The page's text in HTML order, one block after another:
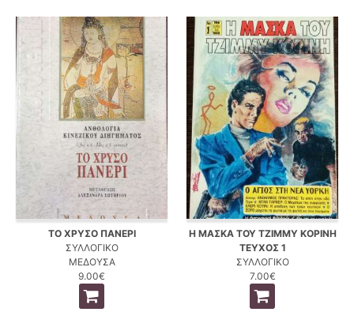
ΤΟ ΧΡΥΣΟ ΠΑΝΕΡΙ
ΣΥΛΛΟΓΙΚΟ
ΜΕΔΟΥΣΑ
9.00€
Η ΜΑΣΚΑ ΤΟΥ ΤΖΙΜΜΥ ΚΟΡΙΝΗ
ΤΕΥΧΟΣ 1
ΣΥΛΛΟΓΙΚΟ
7.00€